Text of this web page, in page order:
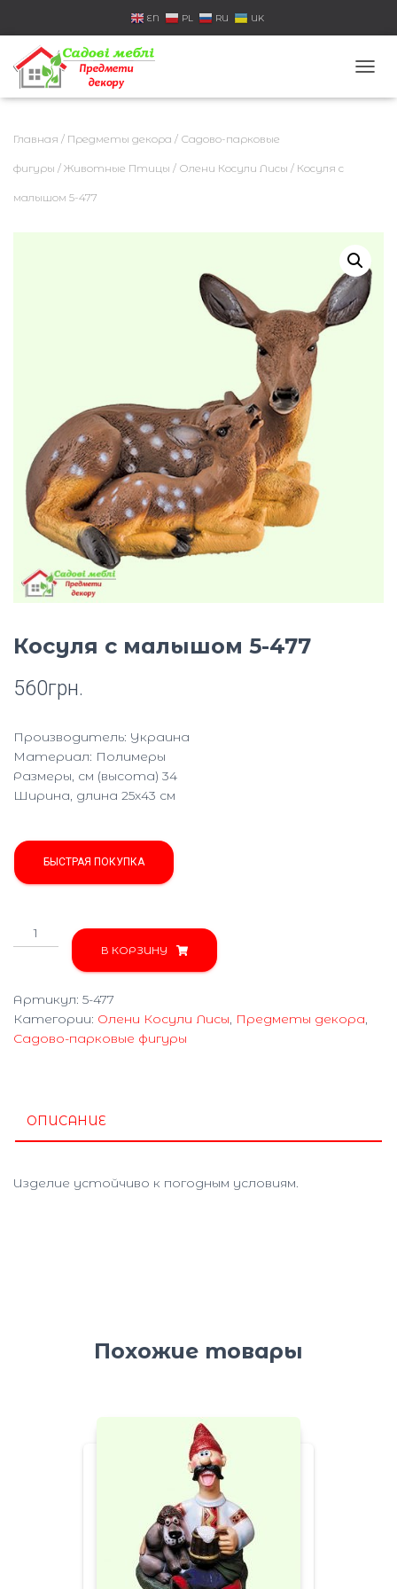
EN PL RU UK
Е
Т
Ь
Н
А
В
Главная / Предметы декора / Садово-парковые
фигуры / Животные Птицы / Олени Косули Лисы / Косуля с
малышом 5-477
Косуля с малышом 5-477
560грн.
Производитель: Украина
Материал: Полимеры
Размеры, см (высота) 34
Ширина, длина 25х43 см
БЫСТРАЯ ПОКУПКА
Количество
товара
малышом
5-
477
В КОРЗИНУ
Артикул: 5-477
Категории: Олени Косули Лисы, Предметы декора,
Садово-парковые фигуры
ОПИСАНИЕ
Изделие устойчиво к погодным условиям.
Похожие товары